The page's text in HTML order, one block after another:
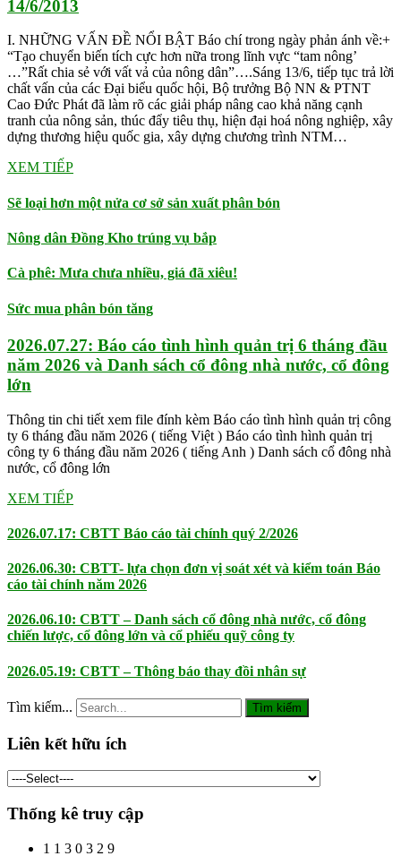
14/6/2013
I. NHỮNG VẤN ĐỀ NỔI BẬT Báo chí trong ngày phản ánh về:+
“Tạo chuyển biến tích cực hơn nữa trong lĩnh vực “tam nông’
…”Rất chia sẻ với vất vả của nông dân”….Sáng 13/6, tiếp tục trả lời
chất vấn của các Đại biểu quốc hội, Bộ trưởng Bộ NN & PTNT
Cao Đức Phát đã làm rõ các giải pháp nâng cao khả năng cạnh
tranh của nông sản, thúc đẩy tiêu thụ, hiện đại hoá nông nghiệp, xây
dựng thương hiệu quốc gia, xây dựng chương trình NTM…
XEM TIẾP
Sẽ loại hơn một nửa cơ sở sản xuất phân bón
Nông dân Đồng Kho trúng vụ bắp
Cà phê: Mưa chưa nhiều, giá đã xiêu!
Sức mua phân bón tăng
2026.07.27: Báo cáo tình hình quản trị 6 tháng đầu
năm 2026 và Danh sách cổ đông nhà nước, cổ đông
lớn
Thông tin chi tiết xem file đính kèm Báo cáo tình hình quản trị công
ty 6 tháng đầu năm 2026 ( tiếng Việt ) Báo cáo tình hình quản trị
công ty 6 tháng đầu năm 2026 ( tiếng Anh ) Danh sách cổ đông nhà
nước, cổ đông lớn
XEM TIẾP
2026.07.17: CBTT Báo cáo tài chính quý 2/2026
2026.06.30: CBTT- lựa chọn đơn vị soát xét và kiểm toán Báo
cáo tài chính năm 2026
2026.06.10: CBTT – Danh sách cổ đông nhà nước, cổ đông
chiến lược, cổ đông lớn và cổ phiếu quỹ công ty
2026.05.19: CBTT – Thông báo thay đồi nhân sự
Tìm kiếm... Tìm kiếm
Liên kết hữu ích
Thống kê truy cập
1 1 3 0 3 2 9